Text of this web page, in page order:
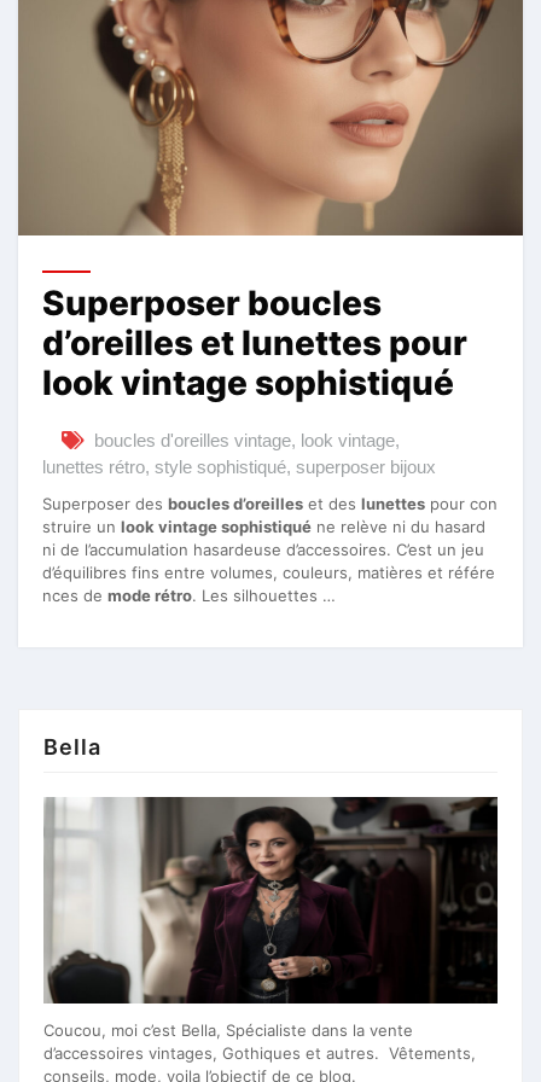
Superposer boucles
d’oreilles et lunettes pour
look vintage sophistiqué
boucles d'oreilles vintage, look vintage,
lunettes rétro, style sophistiqué, superposer bijoux
Superposer des boucles d’oreilles et des lunettes pour con
struire un look vintage sophistiqué ne relève ni du hasard
ni de l’accumulation hasardeuse d’accessoires. C’est un jeu
d’équilibres fins entre volumes, couleurs, matières et référe
nces de mode rétro. Les silhouettes …
Bella
Coucou, moi c’est Bella, Spécialiste dans la vente
d’accessoires vintages, Gothiques et autres. Vêtements,
conseils, mode, voila l’objectif de ce blog.